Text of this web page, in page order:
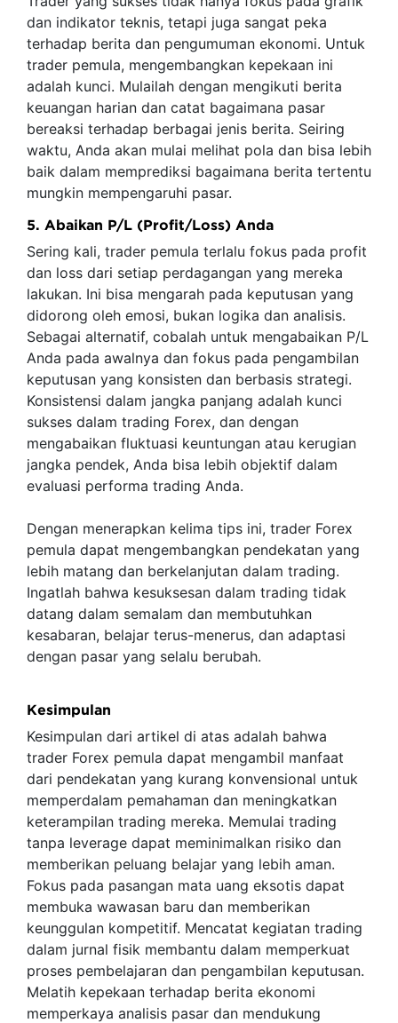
dan indikator teknis, tetapi juga sangat peka
terhadap berita dan pengumuman ekonomi. Untuk
trader pemula, mengembangkan kepekaan ini
adalah kunci. Mulailah dengan mengikuti berita
keuangan harian dan catat bagaimana pasar
bereaksi terhadap berbagai jenis berita. Seiring
waktu, Anda akan mulai melihat pola dan bisa lebih
baik dalam memprediksi bagaimana berita tertentu
mungkin mempengaruhi pasar.
5. Abaikan P/L (Profit/Loss) Anda
Sering kali, trader pemula terlalu fokus pada profit
dan loss dari setiap perdagangan yang mereka
lakukan. Ini bisa mengarah pada keputusan yang
didorong oleh emosi, bukan logika dan analisis.
Sebagai alternatif, cobalah untuk mengabaikan P/L
Anda pada awalnya dan fokus pada pengambilan
keputusan yang konsisten dan berbasis strategi.
Konsistensi dalam jangka panjang adalah kunci
sukses dalam trading Forex, dan dengan
mengabaikan fluktuasi keuntungan atau kerugian
jangka pendek, Anda bisa lebih objektif dalam
evaluasi performa trading Anda.
Dengan menerapkan kelima tips ini, trader Forex
pemula dapat mengembangkan pendekatan yang
lebih matang dan berkelanjutan dalam trading.
Ingatlah bahwa kesuksesan dalam trading tidak
datang dalam semalam dan membutuhkan
kesabaran, belajar terus-menerus, dan adaptasi
dengan pasar yang selalu berubah.
Kesimpulan
Kesimpulan dari artikel di atas adalah bahwa
trader Forex pemula dapat mengambil manfaat
dari pendekatan yang kurang konvensional untuk
memperdalam pemahaman dan meningkatkan
keterampilan trading mereka. Memulai trading
tanpa leverage dapat meminimalkan risiko dan
memberikan peluang belajar yang lebih aman.
Fokus pada pasangan mata uang eksotis dapat
membuka wawasan baru dan memberikan
keunggulan kompetitif. Mencatat kegiatan trading
dalam jurnal fisik membantu dalam memperkuat
proses pembelajaran dan pengambilan keputusan.
Melatih kepekaan terhadap berita ekonomi
memperkaya analisis pasar dan mendukung